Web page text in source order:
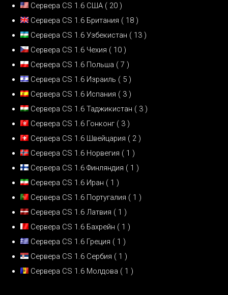
Сервера CS 1.6 США ( 20 )
Сервера CS 1.6 Британия ( 18 )
Сервера CS 1.6 Узбекистан ( 13 )
Сервера CS 1.6 Чехия ( 10 )
Сервера CS 1.6 Польша ( 7 )
Сервера CS 1.6 Израиль ( 5 )
Сервера CS 1.6 Испания ( 3 )
Сервера CS 1.6 Таджикистан ( 3 )
Сервера CS 1.6 Гонконг ( 3 )
Сервера CS 1.6 Швейцария ( 2 )
Сервера CS 1.6 Норвегия ( 1 )
Сервера CS 1.6 Финляндия ( 1 )
Сервера CS 1.6 Иран ( 1 )
Сервера CS 1.6 Португалия ( 1 )
Сервера CS 1.6 Латвия ( 1 )
Сервера CS 1.6 Бахрейн ( 1 )
Сервера CS 1.6 Греция ( 1 )
Сервера CS 1.6 Сербия ( 1 )
Сервера CS 1.6 Молдова ( 1 )